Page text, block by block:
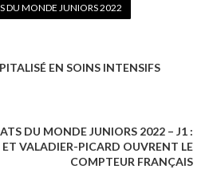
DU MONDE JUNIORS 2022
EN SOINS INTENSIFS
DU MONDE JUNIORS 2022 – J1 :
VALADIER-PICARD OUVRENT LE
COMPTEUR FRANÇAIS